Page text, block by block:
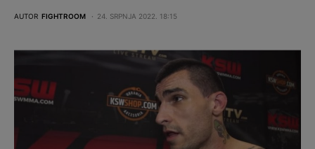
AUTOR FIGHTROOM 24. SRPNJA 2022. 18:15